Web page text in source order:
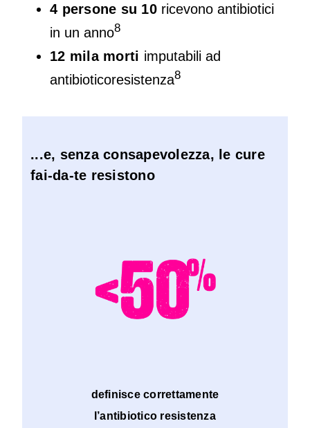
4 persone su 10ricevono antibiotici
in un anno8
12 mila morti imputabili ad
antibioticoresistenza8
...e, senza consapevolezza, le cure
fai-da-te resistono
definisce correttamente
l’antibiotico resistenza